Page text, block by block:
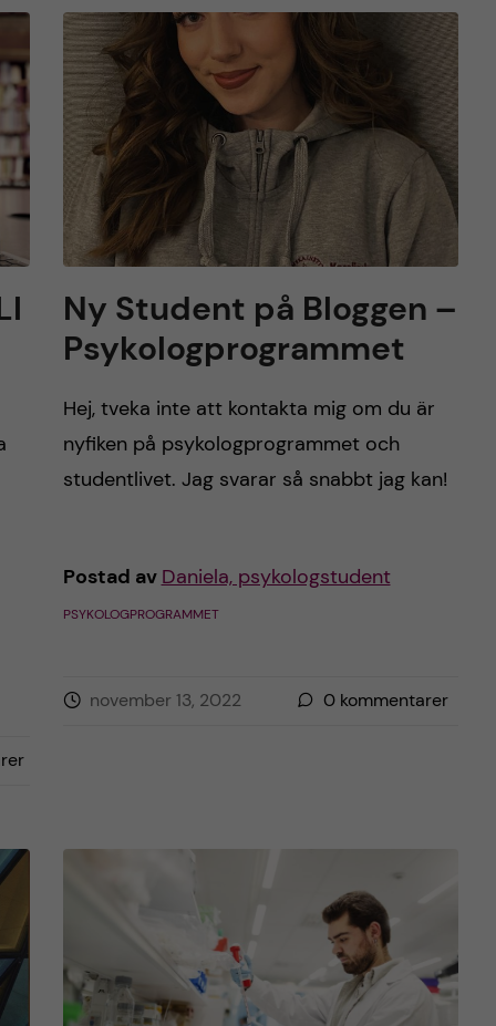
Ny Student på Bloggen –
Psykologprogrammet
Hej, tveka inte att kontakta mig om du är
nyfiken på psykologprogrammet och
studentlivet. Jag svarar så snabbt jag kan!
Postad av Daniela, psykologstudent
PSYKOLOGPROGRAMMET
november 13, 2022 0kommentarer